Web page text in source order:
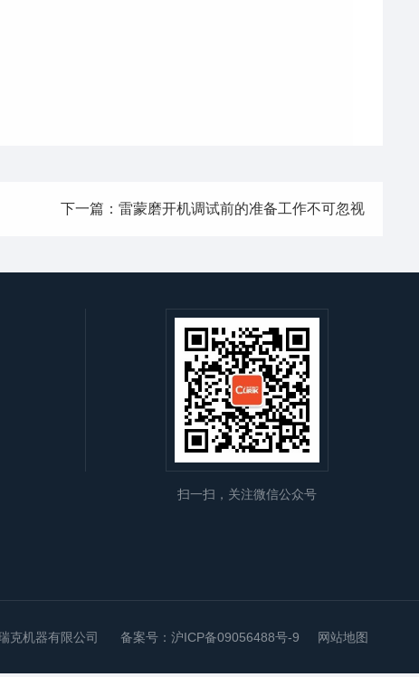
下一篇：雷蒙磨开机调试前的准备工作不可忽视
扫一扫，关注微信公众号
克机器有限公司 备案号： 沪ICP备09056488号-9 网站地图